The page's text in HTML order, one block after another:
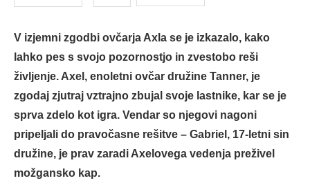
V izjemni zgodbi ovčarja Axla se je izkazalo, kako
lahko pes s svojo pozornostjo in zvestobo reši
življenje. Axel, enoletni ovčar družine Tanner, je
zgodaj zjutraj vztrajno zbujal svoje lastnike, kar se je
sprva zdelo kot igra. Vendar so njegovi nagoni
pripeljali do pravočasne rešitve – Gabriel, 17-letni sin
družine, je prav zaradi Axelovega vedenja preživel
možgansko kap.